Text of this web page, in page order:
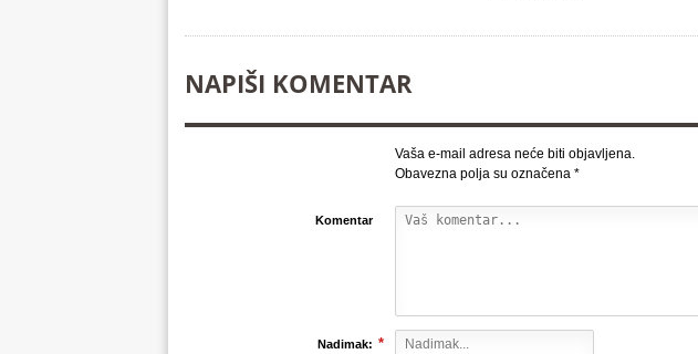
NAPIŠI KOMENTAR
Vaša e-mail adresa neće biti objavljena.
Obavezna polja su označena *
Komentar
Nadimak: *